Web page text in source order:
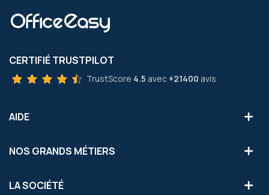
CERTIFIÉ TRUSTPILOT
TrustScore 4.5 avec +21400 avis
AIDE
NOS GRANDS MÉTIERS
LA SOCIÉTÉ